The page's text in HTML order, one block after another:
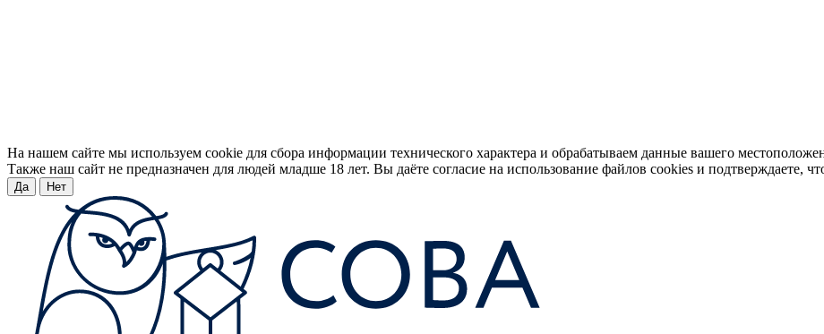
На нашем сайте мы используем cookie для сбора информации технического характера и обрабатываем данные вашего
Также наш сайт не предназначен для людей младше 18 лет. Вы даёте согласие на использование файлов cookies и подтверждаете,
Да Нет